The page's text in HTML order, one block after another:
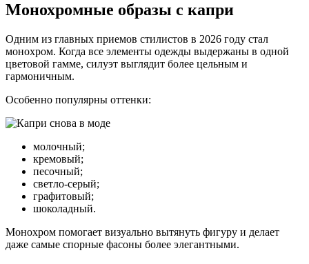
Монохромные образы с капри
Одним из главных приемов стилистов в 2026 году стал
монохром. Когда все элементы одежды выдержаны в одной
цветовой гамме, силуэт выглядит более цельным и
гармоничным.
Особенно популярны оттенки:
молочный;
кремовый;
песочный;
светло-серый;
графитовый;
шоколадный.
Монохром помогает визуально вытянуть фигуру и делает
даже самые спорные фасоны более элегантными.